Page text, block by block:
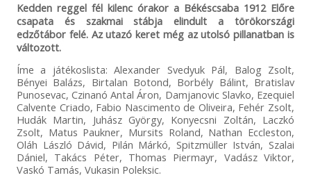
Kedden reggel fél kilenc órakor a Békéscsaba 1912 Előre
csapata és szakmai stábja elindult a törökországi
edzőtábor felé. Az utazó keret még az utolsó pillanatban is
változott.
Íme a játékoslista: Alexander Svedyuk Pál, Balog Zsolt,
Bényei Balázs, Birtalan Botond, Borbély Bálint, Bratislav
Punosevac, Czinanó Antal Áron, Damjanovic Slavko, Ezequiel
Calvente Criado, Fabio Nascimento de Oliveira, Fehér Zsolt,
Hudák Martin, Juhász György, Konyecsni Zoltán, Laczkó
Zsolt, Matus Paukner, Mursits Roland, Nathan Eccleston,
Oláh László Dávid, Pilán Márkó, Spitzmüller István, Szalai
Dániel, Takács Péter, Thomas Piermayr, Vadász Viktor,
Vaskó Tamás, Vukasin Poleksic.